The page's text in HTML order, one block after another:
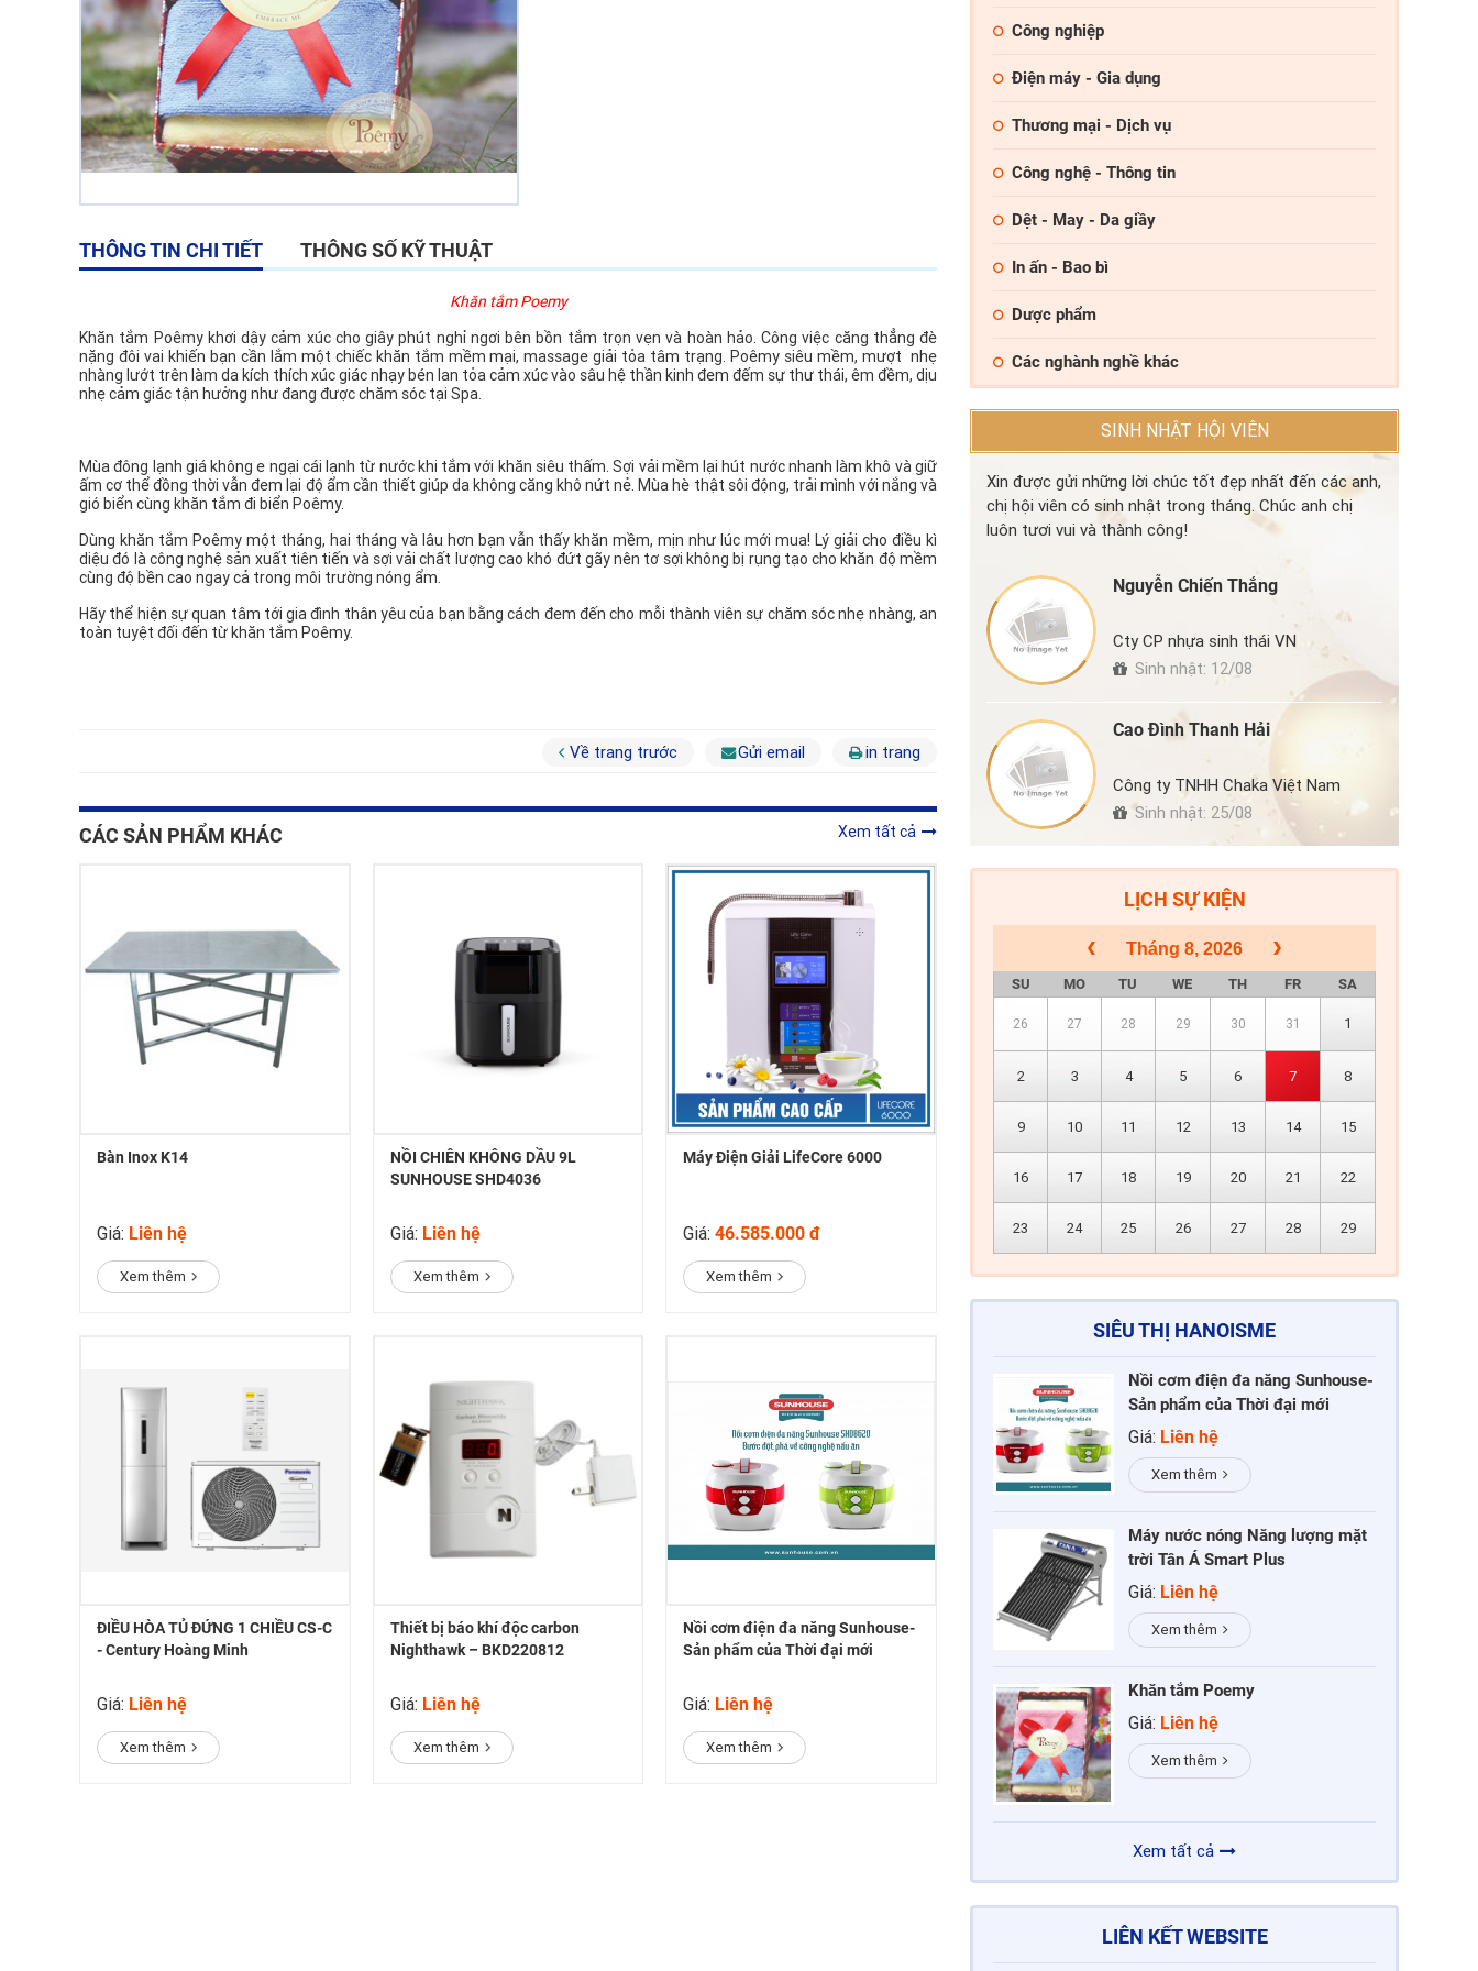
Lời giới thiệu ngắn
ĐĂNG KÝ HỘI VIÊN Các ô có dấu * cần điền đầy đủ thông tin
THÔNG TIN CHI TIẾT THÔNG SỐ KỸ THUẬT
Khăn tắm Poemy
Khăn tắm Poêmy khơi dậy cảm xúc cho giây phút nghỉ ngơi bên bồn tắm trọn vẹn và hoàn hảo. Công việc căng thẳng đè
nặng đôi vai khiến bạn cần lắm một chiếc khăn tắm mềm mại, massage giải tỏa tâm trạng. Poêmy siêu mềm, mượt nhẹ
nhàng lướt trên làm da kích thích xúc giác nhạy bén lan tỏa cảm xúc vào sâu hệ thần kinh đem đếm sự thư thái, êm đềm, dịu
nhẹ cảm giác tận hưởng như đang được chăm sóc tại Spa.
Mùa đông lạnh giá không e ngại cái lạnh từ nước khi tắm với khăn siêu thấm. Sợi vải mềm lại hút nước nhanh làm khô và giữ
ấm cơ thể đồng thời vẫn đem lại độ ẩm cần thiết giúp da không căng khô nứt nẻ. Mùa hè thật sôi động, trải mình với nắng và
gió biển cùng khăn tắm đi biển Poêmy.
Dùng khăn tắm Poêmy một tháng, hai tháng và lâu hơn bạn vẫn thấy khăn mềm, mịn như lúc mới mua! Lý giải cho điều kì
diệu đó là công nghệ sản xuất tiên tiến và sợi vải chất lượng cao khó đứt gãy nên tơ sợi không bị rụng tạo cho khăn độ mềm
cùng độ bền cao ngay cả trong môi trường nóng ẩm.
Hãy thể hiện sự quan tâm tới gia đình thân yêu của bạn bằng cách đem đến cho mỗi thành viên sự chăm sóc nhẹ nhàng, an
toàn tuyệt đối đến từ khăn tắm Poêmy.
Về trang trước Gửi email in trang
CÁC SẢN PHẨM KHÁC Xem tất cả
Bàn Inox K14
Giá: Liên hệ
Xem thêm
NỒI CHIÊN KHÔNG DẦU 9L
SUNHOUSE SHD4036
Giá: Liên hệ
Xem thêm
Máy Điện Giải LifeCore 6000
Giá:46.585.000 đ
Xem thêm
ĐIỀU HÒA TỦ ĐỨNG 1 CHIỀU CS-C
- Century Hoàng Minh
Giá: Liên hệ
Xem thêm
Thiết bị báo khí độc carbon
Nighthawk – BKD220812
Giá: Liên hệ
Xem thêm
Nồi cơm điện đa năng Sunhouse-
Sản phẩm của Thời đại mới
Giá: Liên hệ
Xem thêm
Công nghiệp
Điện máy - Gia dụng
Thương mại - Dịch vụ
Công nghệ - Thông tin
Dệt - May - Da giầy
In ấn - Bao bì
Dược phẩm
Các nghành nghề khác
SINH NHẬT HỘI VIÊN
Xin được gửi những lời chúc tốt đẹp nhất đến các anh,
chị hội viên có sinh nhật trong tháng. Chúc anh chị
luôn tươi vui và thành công!
Nguyễn Chiến Thắng
Cty CP nhựa sinh thái VN
Sinh nhật: 12/08
Cao Đình Thanh Hải
Công ty TNHH Chaka Việt Nam
Sinh nhật: 25/08
LỊCH SỰ KIỆN
Tháng 8, 2026
SU MO TU WE TH FR SA
26 27 28 29 30 31 1
2 3 4 5 6 7 8
9 10 11 12 13 14 15
16 17 18 19 20 21 22
23 24 25 26 27 28 29
SIÊU THỊ HANOISME
Nồi cơm điện đa năng Sunhouse-
Sản phẩm của Thời đại mới
Giá: Liên hệ
Xem thêm
Máy nước nóng Năng lượng mặt
trời Tân Á Smart Plus
Giá: Liên hệ
Xem thêm
Khăn tắm Poemy
Giá: Liên hệ
Xem thêm
Xem tất cả
LIÊN KẾT WEBSITE